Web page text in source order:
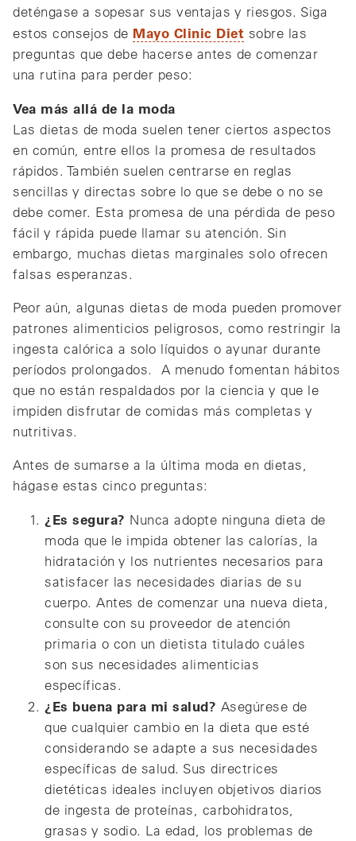
deténgase a sopesar sus ventajas y riesgos. Siga
estos consejos de Mayo Clinic Diet sobre las
preguntas que debe hacerse antes de comenzar
una rutina para perder peso:
Vea más allá de la moda
Las dietas de moda suelen tener ciertos aspectos
en común, entre ellos la promesa de resultados
rápidos. También suelen centrarse en reglas
sencillas y directas sobre lo que se debe o no se
debe comer. Esta promesa de una pérdida de peso
fácil y rápida puede llamar su atención. Sin
embargo, muchas dietas marginales solo ofrecen
falsas esperanzas.
Peor aún, algunas dietas de moda pueden promover
patrones alimenticios peligrosos, como restringir la
ingesta calórica a solo líquidos o ayunar durante
períodos prolongados. A menudo fomentan hábitos
que no están respaldados por la ciencia y que le
impiden disfrutar de comidas más completas y
nutritivas.
Antes de sumarse a la última moda en dietas,
hágase estas cinco preguntas:
¿Es segura? Nunca adopte ninguna dieta de
moda que le impida obtener las calorías, la
hidratación y los nutrientes necesarios para
satisfacer las necesidades diarias de su
cuerpo. Antes de comenzar una nueva dieta,
consulte con su proveedor de atención
primaria o con un dietista titulado cuáles
son sus necesidades alimenticias
específicas.
¿Es buena para mi salud? Asegúrese de
que cualquier cambio en la dieta que esté
considerando se adapte a sus necesidades
específicas de salud. Sus directrices
dietéticas ideales incluyen objetivos diarios
de ingesta de proteínas, carbohidratos,
grasas y sodio. La edad, los problemas de